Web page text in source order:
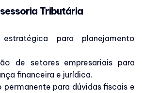
Tributária
estratégica para planejamento
de setores empresariais para
financeira e jurídica.
permanente para dúvidas fiscais e